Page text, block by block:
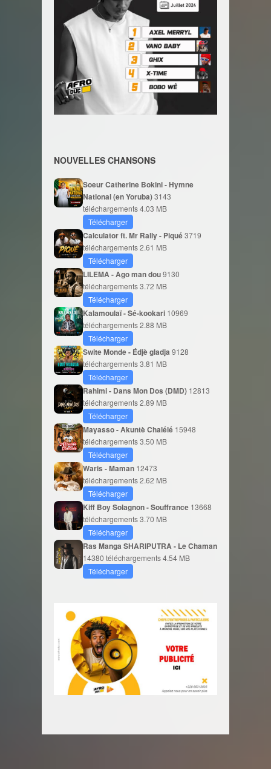
NOUVELLES CHANSONS
Soeur Catherine Bokini - Hymne
National (en Yoruba)3143
téléchargements4.03 MB
Télécharger
Calculator ft. Mr Rally - Piqué3719
téléchargements2.61 MB
Télécharger
LILEMA - Ago man dou9130
téléchargements3.72 MB
Télécharger
Kalamoulaï - Sé-kookari 10969
téléchargements2.88 MB
Télécharger
Swite Monde - Édjè gladja 9128
téléchargements3.81 MB
Télécharger
Rahimi - Dans Mon Dos (DMD) 12813
téléchargements2.89 MB
Télécharger
Mayasso - Akuntè Chalélé 15948
téléchargements3.50 MB
Télécharger
Waris - Maman 12473
téléchargements2.62 MB
Télécharger
Kiff Boy Solagnon - Souffrance 13668
téléchargements3.70 MB
Télécharger
Ras Manga SHARIPUTRA - Le Chaman
14380 téléchargements4.54 MB
Télécharger